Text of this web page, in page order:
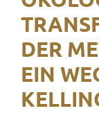
DER
EIN